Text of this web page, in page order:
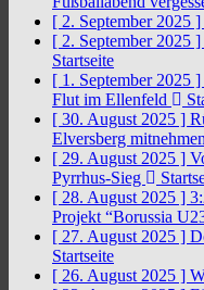
[ 2. September 2025 ]
[ 2. September 2025 ]
Startseite
[ 1. September 2025 ]
Flut im Ellenfeld
[ 30. August 2025 ]
Elversberg
[ 29. August 2025 ]
Pyrrhus-Sieg
[ 28. August 2025 ]
Projekt “Borussia
[ 27. August 2025 ]
Startseite
[ 26. August 2025 ]